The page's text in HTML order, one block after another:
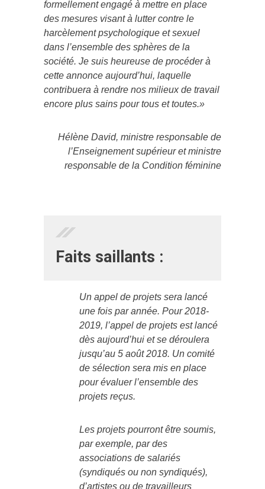
formellement engagé à mettre en place
des mesures visant à lutter contre le
harcèlement psychologique et sexuel
dans l’ensemble des sphères de la
société. Je suis heureuse de procéder à
cette annonce aujourd’hui, laquelle
contribuera à rendre nos milieux de travail
encore plus sains pour tous et toutes.»
Hélène David, ministre responsable de
l’Enseignement supérieur et ministre
responsable de la Condition féminine
Faits saillants :
Un appel de projets sera lancé
une fois par année. Pour 2018-
2019, l’appel de projets est lancé
dès aujourd’hui et se déroulera
jusqu’au 5 août 2018. Un comité
de sélection sera mis en place
pour évaluer l’ensemble des
projets reçus.
Les projets pourront être soumis,
par exemple, par des
associations de salariés
(syndiqués ou non syndiqués),
d’artistes ou de travailleurs